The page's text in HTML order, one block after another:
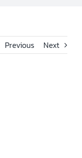
Previous Next